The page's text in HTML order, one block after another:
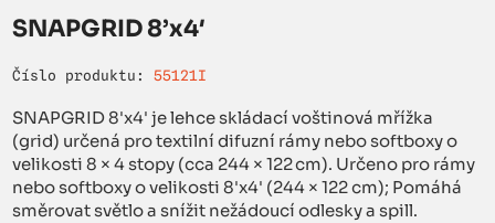
SNAPGRID 8’x4′
Číslo produktu: 55121I
SNAPGRID 8'x4' je lehce skládací voštinová mřížka
(grid) určená pro textilní difuzní rámy nebo softboxy o
velikosti 8 × 4 stopy (cca 244 × 122 cm). Určeno pro rámy
nebo softboxy o velikosti 8'x4' (244 × 122 cm); Pomáhá
směrovat světlo a snížit nežádoucí odlesky a spill.